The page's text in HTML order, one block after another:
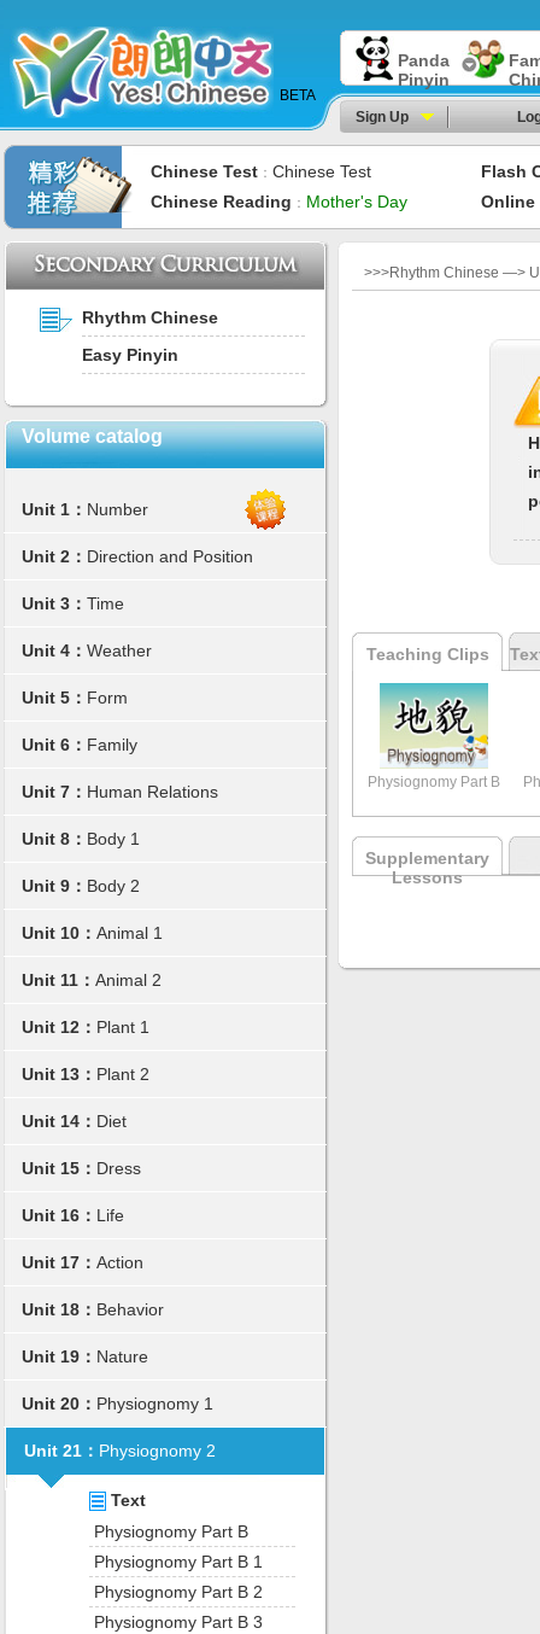
BETA
Panda
Pinyin
Sign Up
Chinese Test ： Chinese Test
Flash
Chinese Reading ： Mother's Day Online
Rhythm Chinese
Easy Pinyin
Volume catalog
Unit 1： Number
Unit 2： Direction and Position
Unit 3： Time
Unit 4： Weather
Unit 5： Form
Unit 6： Family
Unit 7： Human Relations
Unit 8： Body 1
Unit 9： Body 2
Unit 10： Animal 1
Unit 11： Animal 2
Unit 12： Plant 1
Unit 13： Plant 2
Unit 14： Diet
Unit 15： Dress
Unit 16： Life
Unit 17： Action
Unit 18： Behavior
Unit 19： Nature
Unit 20： Physiognomy 1
Unit 21： Physiognomy 2
Text
Physiognomy Part B
Physiognomy Part B 1
Physiognomy Part B 2
Physiognomy Part B 3
>>>Rhythm Chinese —>
Teaching Clips
Physiognomy Part B
Supplementary
Lessons